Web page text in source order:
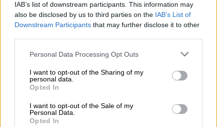
IAB’s list of downstream participants. This information may
also be disclosed by us to third parties on the IAB’s List of
Downstream Participants that may further disclose it to other
Please note that this website/app uses one or more Google
not limited to your visit or usage behaviour. You may click to
grant or deny consent to Google and its third-party tags to
use your data for below specified purposes in below Google
consent section.
Personal Data Processing Opt Outs
I want to opt-out of the Sharing of my
personal data.
Opted In
I want to opt-out of the Sale of my
Personal Data.
Opted In
Ελλάδα|09.01.2023 20:54
Ένταση στο Αιγαίο: Σκληρές αερομαχίες
ελληνικός Στόλος
Δύσκολη ημέρα για την Αεροπορία στο
Αιγαίο - Ηχηρή απάντηση με πάνοπλο το